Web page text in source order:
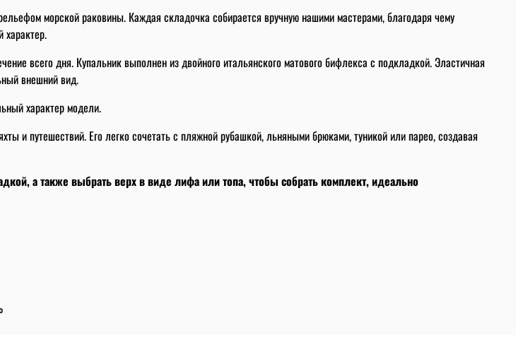
морской раковины. Каждая складочка собирается вручную нашими мастерами, благодаря чему
всего дня. Купальник выполнен из двойного итальянского матового бифлекса с подкладкой. Эластичная
внешний вид.
характер модели.
и путешествий. Его легко сочетать с пляжной рубашкой, льняными брюками, туникой или парео, создавая
а также выбрать верх в виде лифа или топа, чтобы собрать комплект, идеально